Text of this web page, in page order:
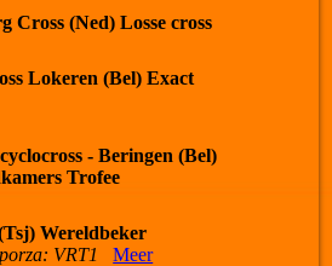
Cross (Ned) Losse cross
Lokeren (Bel) Exact
- Beringen (Bel)
Trofee
Wereldbeker
VRT1
Meer